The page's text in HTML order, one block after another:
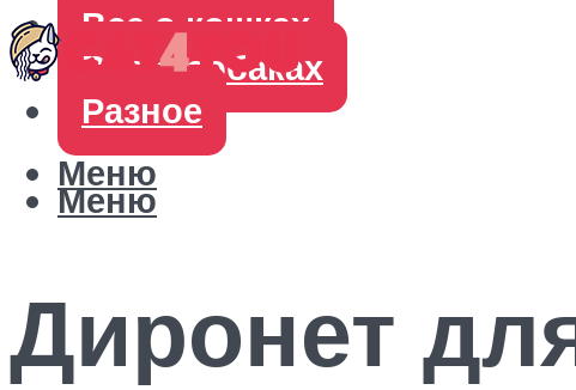
Все о кошках
Все о собаках
Разное
Меню
Меню
Диронет